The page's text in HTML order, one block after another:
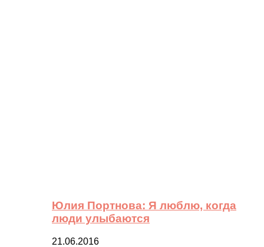
Юлия Портнова: Я люблю, когда
люди улыбаются
21.06.2016